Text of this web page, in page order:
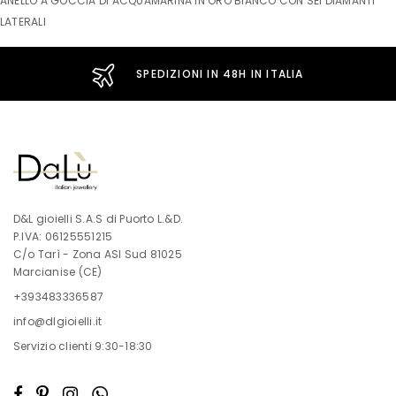
LATERALI
SPEDIZIONI IN 48H IN ITALIA
D&L gioielli S.A.S di Puorto L.&D.
P.IVA: 06125551215
C/o Tarì - Zona ASI Sud 81025
Marcianise (CE)
+393483336587
info@dlgioielli.it
Servizio clienti 9:30-18:30